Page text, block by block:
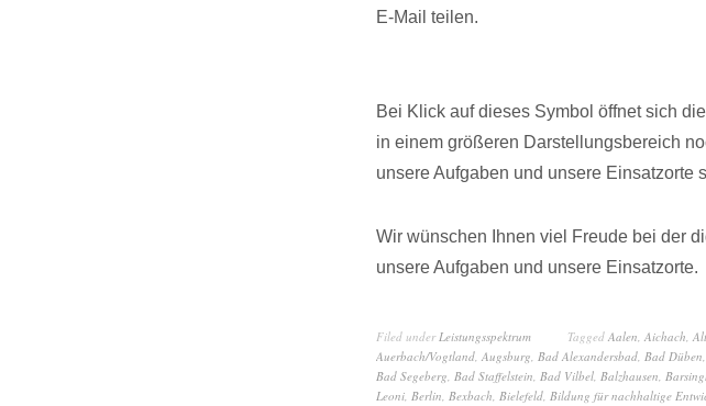
E-Mail teilen.
Bei Klick auf dieses Symbol öffnet sich
in einem größeren Darstellungsbereich
unsere Aufgaben und unsere Einsatzorte
Wir wünschen Ihnen viel Freude bei der
unsere Aufgaben und unsere Einsatzorte.
Filed underLeistungsspektrum Tagged Aalen, Aichach,
Auerbach/Vogtland, Augsburg, Bad Alexandersbad, Bad Düben,
Bad Segeberg, Bad Staffelstein, Bad Vilbel, Balzhausen,
Leoni, Berlin, Bexbach, Bielefeld, Bildung für nachhaltige